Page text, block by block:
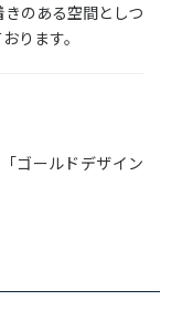
のある空間としつ
ります。
ゴールドデザイン